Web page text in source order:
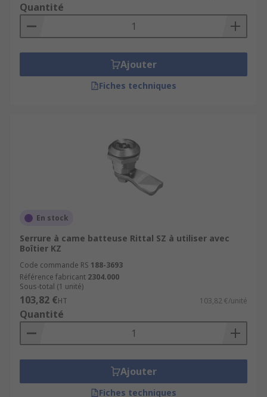
Quantité
Ajouter
Fiches techniques
En stock
Serrure à came batteuse Rittal SZ à utiliser avec
Boîtier KZ
Code commande RS 188-3693
Référence fabricant 2304.000
Sous-total (1 unité)
103,82 €HT 103,82 €/unité
Quantité
Ajouter
Fiches techniques